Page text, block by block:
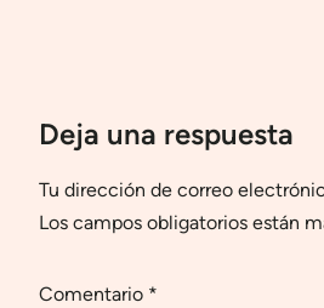
Deja una respuesta
Tu dirección de correo
Los campos obligatorios están
Comentario *